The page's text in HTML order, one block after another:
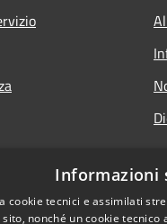
Informazioni
cookie tecnici e assimilati
nonché un cookie